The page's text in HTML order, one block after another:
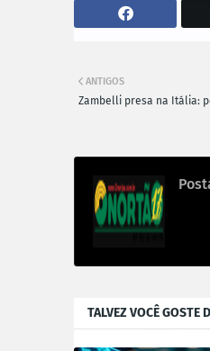
ANTIGOS
Zambelli presa na Itália:
TALVEZ VOCÊ GOSTE